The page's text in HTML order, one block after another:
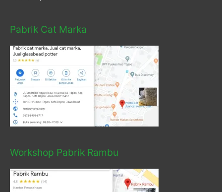
Pabrik Cat Marka
Workshop Pabrik Rambu